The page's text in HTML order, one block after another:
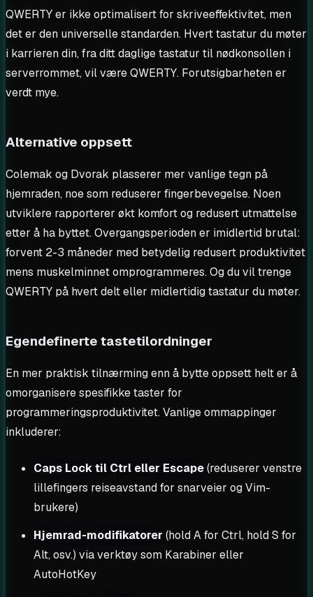
QWERTY er ikke optimalisert for skriveeffektivitet, men
det er den universelle standarden. Hvert tastatur du møter
i karrieren din, fra ditt daglige tastatur til nødkonsollen i
serverrommet, vil være QWERTY. Forutsigbarheten er
verdt mye.
Alternative oppsett
Colemak og Dvorak plasserer mer vanlige tegn på
hjemraden, noe som reduserer fingerbevegelse. Noen
utviklere rapporterer økt komfort og redusert utmattelse
etter å ha byttet. Overgangsperioden er imidlertid brutal:
forvent 2-3 måneder med betydelig redusert produktivitet
mens muskelminnet omprogrammeres. Og du vil trenge
QWERTY på hvert delt eller midlertidig tastatur du møter.
Egendefinerte tastetilordninger
En mer praktisk tilnærming enn å bytte oppsett helt er å
omorganisere spesifikke taster for
programmeringsproduktivitet. Vanlige ommappinger
inkluderer:
Caps Lock til Ctrl eller Escape(reduserer venstre
lillefingers reiseavstand for snarveier og Vim-
brukere)
Hjemrad-modifikatorer (hold A for Ctrl, hold S for
Alt, osv.) via verktøy som Karabiner eller
AutoHotKey